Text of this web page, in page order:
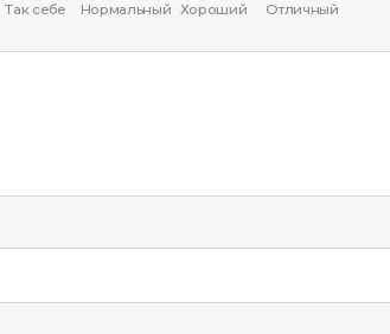
Так себе Нормальный Хороший Отличный